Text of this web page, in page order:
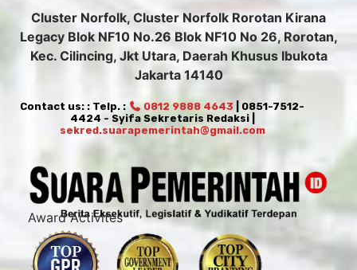
Cluster Norfolk, Cluster Norfolk Rorotan Kirana
Legacy Blok NF10 No.26 Blok NF10 No 26, Rorotan,
Kec. Cilincing, Jkt Utara, Daerah Khusus Ibukota
Jakarta 14140
Contact us: : Telp. : 0812 9888 4643 | 0851-7512-
4424 - Syifa Sekretaris Redaksi |
sekred.suarapemerintah@gmail.com
Award Activites